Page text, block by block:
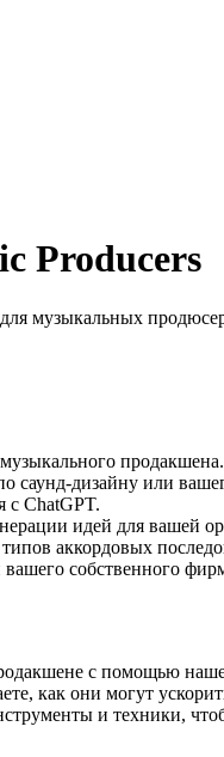
Producers
музыкальных
продакшена.
саунд-дизайну или
ChatGPT.
идей для вашей
аккордовых
собственного
с помощью
как они могут
и техники,